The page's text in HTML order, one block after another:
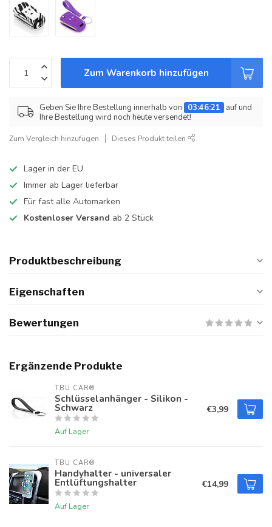
Zum Warenkorb hinzufügen
Geben Sie Ihre Bestellung innerhalb von 03:46:21
auf und
Ihre Bestellung wird noch heute versendet!
Zum Vergleich hinzufügen Dieses Produkt teilen
Lager in der EU
Immer ab Lager lieferbar
Für fast alle Automarken
Kostenloser Versand ab 2 Stück
Produktbeschreibung
Eigenschaften
Bewertungen
Ergänzende Produkte
TBU CAR®
Schlüsselanhänger - Silikon -
Schwarz
Auf Lager
€3,99
TBU CAR®
Handyhalter - universaler
Entlüftungshalter
Auf Lager
€14,99